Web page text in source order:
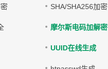
SHA/SHA256加密
摩尔斯电码加解密
UUID在线生成